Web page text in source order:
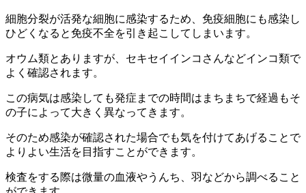
細胞分裂が活発な細胞に感染するため、免疫細胞にも感染し
ひどくなると免疫不全を引き起こしてしまいます。
オウム類とありますが、セキセイインコさんなどインコ類で
よく確認されます。
この病気は感染しても発症までの時間はまちまちで経過もそ
の子によって大きく異なってきます。
そのため感染が確認された場合でも気を付けてあげることで
よりよい生活を目指すことができます。
検査をする際は微量の血液やうんち、羽などから調べること